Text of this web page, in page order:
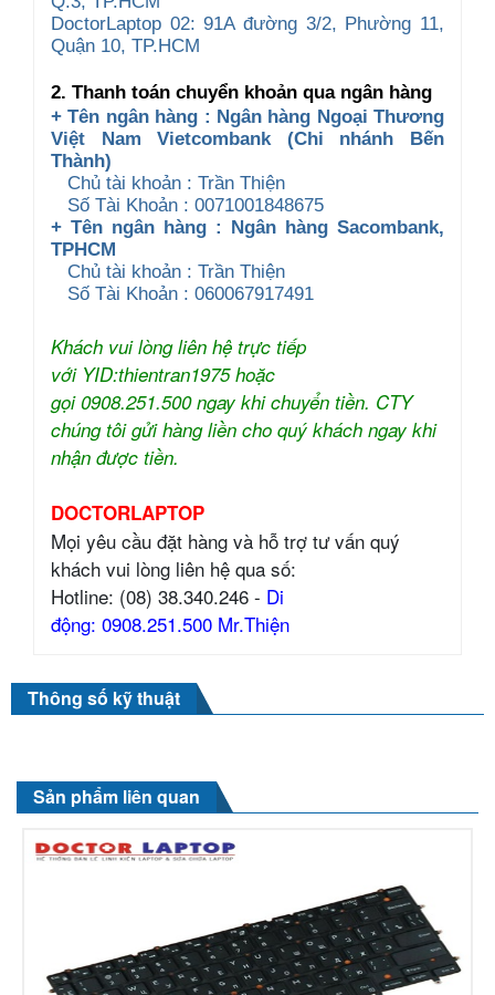
DoctorLaptop 02: 91A đường 3/2, Phường 11,
Quận 10, TP.HCM
2. Thanh toán chuyển khoản qua ngân hàng
+ Tên ngân hàng : Ngân hàng Ngoại Thương
Việt Nam Vietcombank (Chi nhánh Bến
Thành)
Chủ tài khoản : Trần Thiện
Số Tài Khoản : 0071001848675
+ Tên ngân hàng : Ngân hàng Sacombank,
TPHCM
Chủ tài khoản : Trần Thiện
Số Tài Khoản : 060067917491
Khách vui lòng liên hệ trực tiếp
với YID:thientran1975 hoặc
gọi 0908.251.500 ngay khi chuyển tiền. CTY
chúng tôi gửi hàng liền cho quý khách ngay khi
nhận được tiền.
DOCTORLAPTOP
Mọi yêu cầu đặt hàng và hỗ trợ tư vấn quý
khách vui lòng liên hệ qua số:
Hotline: (08) 38.340.246 - Di
động: 0908.251.500 Mr.Thiện
Thông số kỹ thuật
Sản phẩm liên quan